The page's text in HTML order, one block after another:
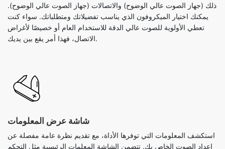
ذلك (جهاز الصوت عالي الوضوح) والاتصالات (جهاز الصوت عالي الوضوح).
يمكنك اختيار الميكروفون الذي يناسب تفضيلاتك ومتطلباتك. سواء كنت
تعطي الأولوية للصوت عالي الدقة للاستخدام العام أو خصيصًا لأغراض
الاتصال، فهذا أمر يقع بين يديك.
شاشة عرض المعلومات
استكشف المعلومات التي توفرها الأداة، مع تقديم نظرة عامة مفصلة عن
إعداد الصوت الخاص بك. تتضمن الشاشة المعلمات الرئيسية مثل التحكم